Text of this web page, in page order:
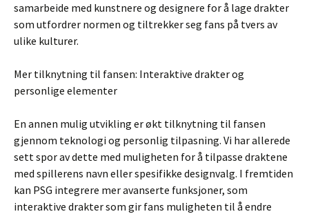
samarbeide med kunstnere og designere for å lage drakter
som utfordrer normen og tiltrekker seg fans på tvers av
ulike kulturer.
Mer tilknytning til fansen: Interaktive drakter og
personlige elementer
En annen mulig utvikling er økt tilknytning til fansen
gjennom teknologi og personlig tilpasning. Vi har allerede
sett spor av dette med muligheten for å tilpasse draktene
med spillerens navn eller spesifikke designvalg. I fremtiden
kan PSG integrere mer avanserte funksjoner, som
interaktive drakter som gir fans muligheten til å endre